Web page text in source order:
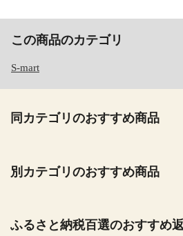
この商品のカテゴリ
S-mart
同カテゴリのおすすめ商品
別カテゴリのおすすめ商品
ふるさと納税百選のおすすめ